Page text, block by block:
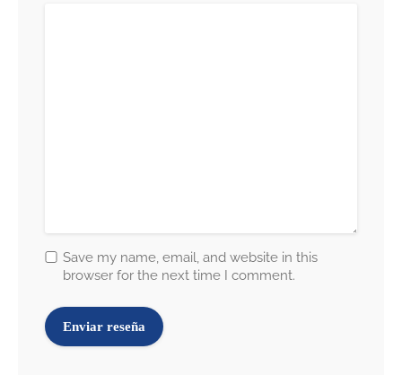
Save my name, email, and website in this
browser for the next time I comment.